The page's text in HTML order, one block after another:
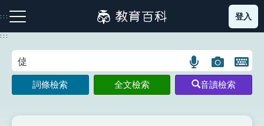
到
主
:::
注音索引圖示 筆畫索引圖示 部首索引表圖示
登入
:::
語
言
搜
圖
片
搜
開
鍵
圖
詞條檢索 全文檢索 音讀檢索